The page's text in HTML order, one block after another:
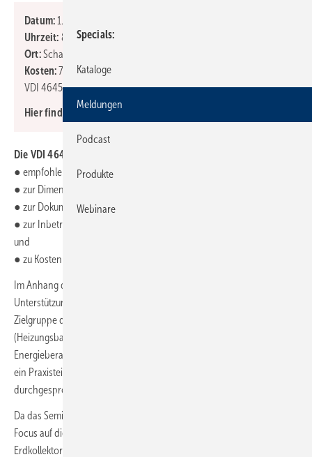
Datum: 1. und 2. Februar 2023
Uhrzeit: 8 bis 16.30 Uhr
Ort:Schaufler Academy in Rottenburg-Ergenzingen
Kosten:749 € zzgl. 19 MwSt. (inkl. der Printversion VDI 4645 und
VDI 4645-1 sowie der Prüfungsgebühr)
Hier finden Sie weitere
Die VDI 4645 gibt Hinweise zu
● empfohlenen hydraulischen Schaltungen,
● zur Dimensionierung von Anlagenkomponenten,
● zur Dokumentation,
● zur Inbetriebnahme der Anlage und Unterweisung des Betreibers
und
● zu Kostenbetrachtungen.
Im Anhang der Richtlinie sind Checklisten und Beispiele zur
Unterstützung der Vorgehensweise bei der Planung enthalten.
Zielgruppe der Schulung sind Planer, Fachhandwerker
(Heizungsbauer, Kälteanlagenbauer, Klimatechniker, Elektriker) und
Energieberater. In der Kategorie PE – Planen und Errichten – ist auch
ein Praxisteil enthalten, alle Bauteile der Wärmepumpe werden vor Ort
durchgesprochen.
Da das Seminar in der Schaufler Academy stattfindet, ist ein weiterer
Focus auf die Kältetechnik gelegt. Des Weiteren werden als Special
Erdkollektoren & Hybride Quellen sowie die VDI 2035 Blatt 1 verstärkt
Specials
Kataloge
Meldungen
Podcast
Produkte
Webinare